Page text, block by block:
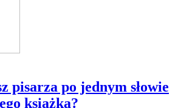
pisarza po jednym słowie
książką?